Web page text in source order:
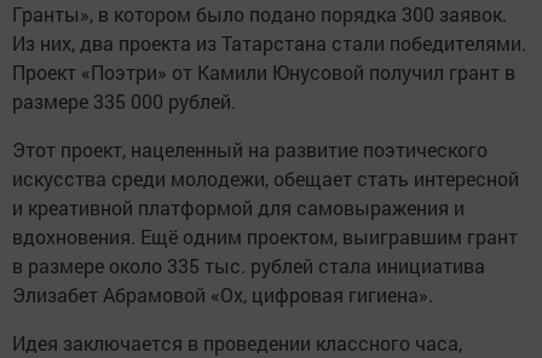
Гранты», в котором было подано порядка 300 заявок.
Из них, два проекта из Татарстана стали победителями.
Проект «Поэтри» от Камили Юнусовой получил грант в
размере 335 000 рублей.
Этот проект, нацеленный на развитие поэтического
искусства среди молодежи, обещает стать интересной
и креативной платформой для самовыражения и
вдохновения. Ещё одним проектом, выигравшим грант
в размере около 335 тыс. рублей стала инициатива
Элизабет Абрамовой «Ох, цифровая гигиена».
Идея заключается в проведении классного часа,